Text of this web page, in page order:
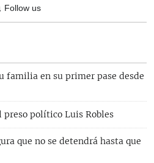
Follow us
familia en su primer pase desde
preso político Luis Robles
que no se detendrá hasta que